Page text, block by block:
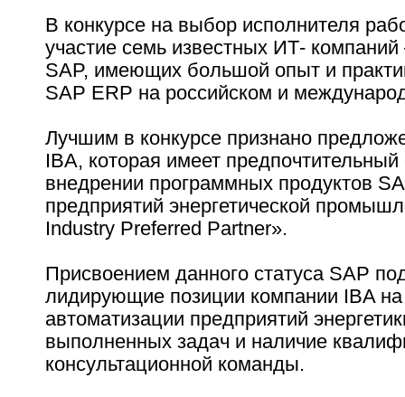
В конкурсе на выбор исполнителя
участие семь известных ИТ- компаний
SAP, имеющих большой опыт и
SAP ERP на российском и
Лучшим в конкурсе признано
IBA, которая имеет предпочтительный
внедрении программных продуктов
предприятий энергетической
Industry Preferred Partner».
Присвоением данного статуса SAP
лидирующие позиции компании IBA
автоматизации предприятий
выполненных задач и наличие
консультационной команды.